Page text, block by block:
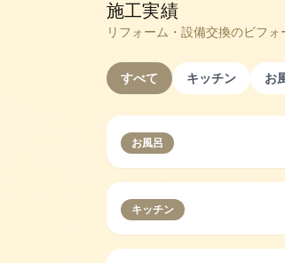
施工実績
リフォーム・設備交換のビフォ
すべて キッチン お
お風呂
キッチン